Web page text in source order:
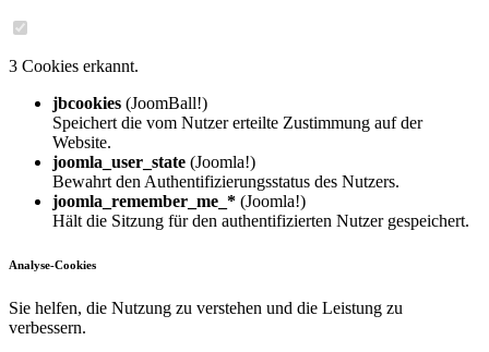
3 Cookies erkannt.
jbcookies (JoomBall!)
Speichert die vom Nutzer erteilte Zustimmung auf der
Website.
joomla_user_state (Joomla!)
Bewahrt den Authentifizierungsstatus des Nutzers.
joomla_remember_me_* (Joomla!)
Hält die Sitzung für den authentifizierten Nutzer gespeichert.
Analyse-Cookies
Sie helfen, die Nutzung zu verstehen und die Leistung zu
verbessern.